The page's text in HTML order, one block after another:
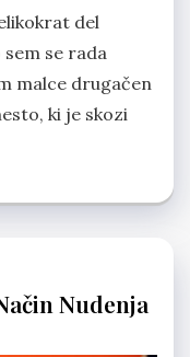
del
se rada
malce drugačen
ki je skozi
Nudenja